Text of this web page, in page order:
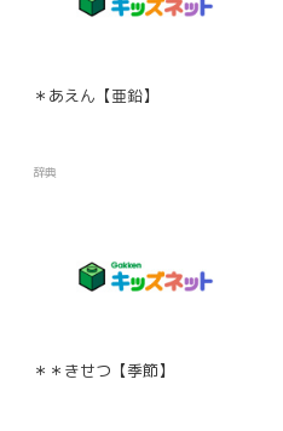
＊あえん【亜鉛】
辞典
＊＊きせつ【季節】